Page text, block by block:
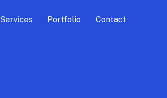
Services Portfolio Contact